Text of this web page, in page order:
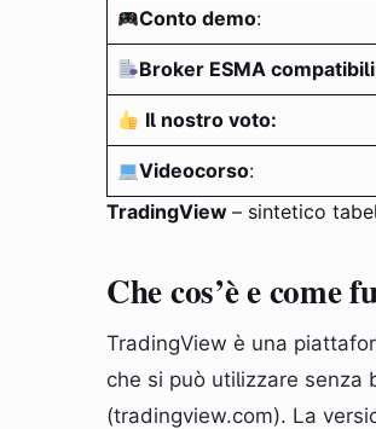
Conto demo:
Broker ESMA compatibili
Il nostro voto:
Videocorso:
TradingView – sintetico
Che cos’è e come
TradingView è una
che si può utilizzare
(tradingview.com). La